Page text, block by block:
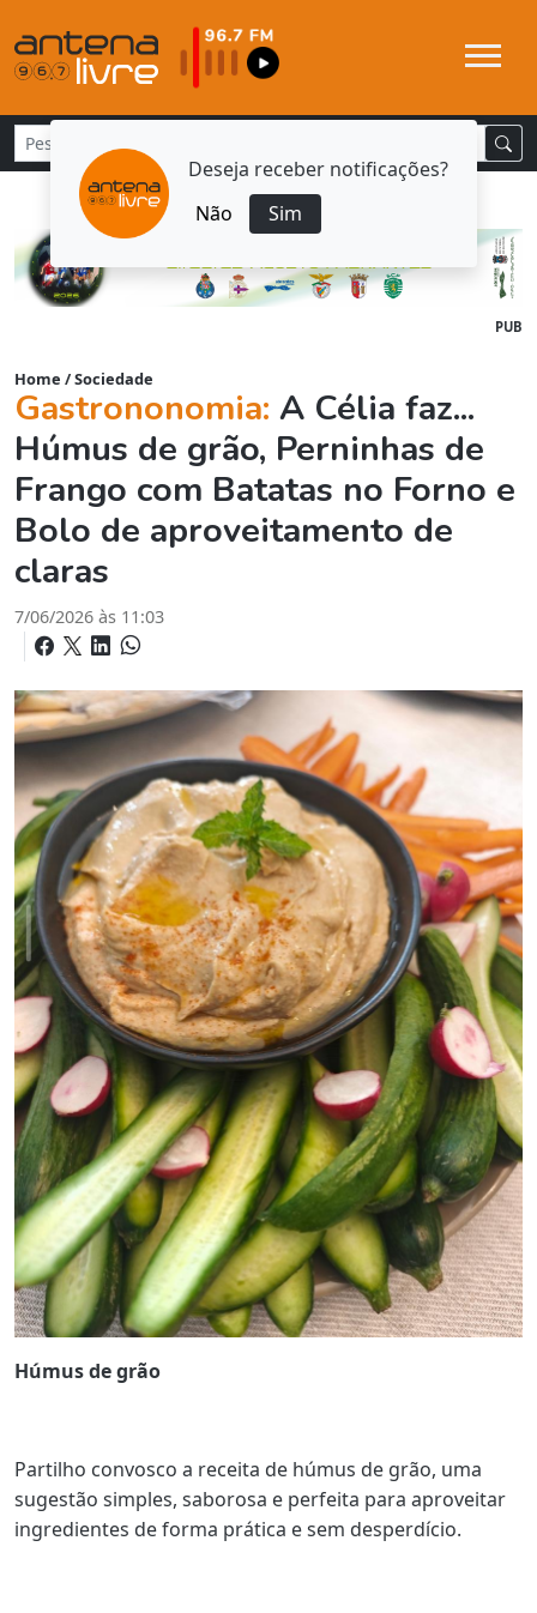
Deseja receber notificações?
Não
Sim
PUB
Home /Sociedade
Gastrononomia: A Célia faz...
Húmus de grão, Perninhas de
Frango com Batatas no Forno e
Bolo de aproveitamento de
claras
7/06/2026 às 11:03
Húmus de grão
Partilho convosco a receita de húmus de grão, uma
sugestão simples, saborosa e perfeita para aproveitar
ingredientes de forma prática e sem desperdício.